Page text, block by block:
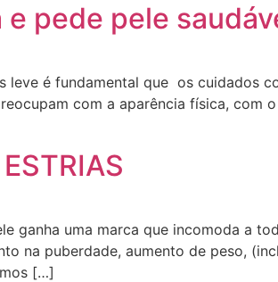
pede pele
leve é fundamental que os cuidados
com a aparência física, com
ganha uma marca que incomoda a
na puberdade, aumento de peso,
[…]